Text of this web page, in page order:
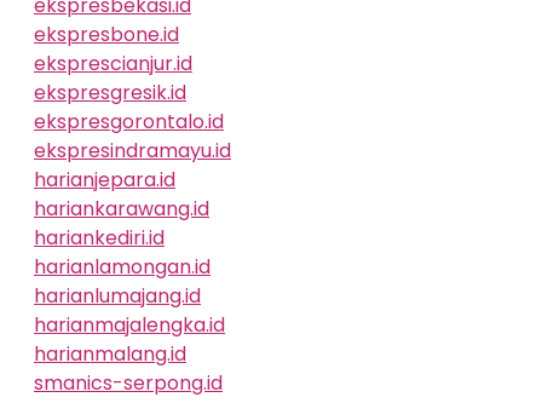
ekspresbone.id
eksprescianjur.id
ekspresgresik.id
ekspresgorontalo.id
ekspresindramayu.id
harianjepara.id
hariankarawang.id
hariankediri.id
harianlamongan.id
harianlumajang.id
harianmajalengka.id
harianmalang.id
smanics-serpong.id